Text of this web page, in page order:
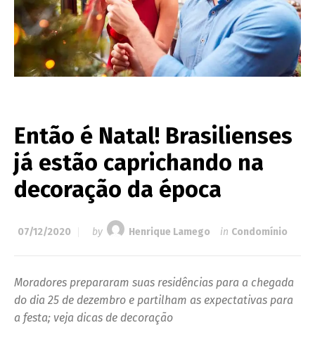
Então é Natal! Brasilienses
já estão caprichando na
decoração da época
07/12/2020 by Henrique Lamego in Condomínio
Moradores prepararam suas residências para a chegada
do dia 25 de dezembro e partilham as expectativas para
a festa; veja dicas de decoração